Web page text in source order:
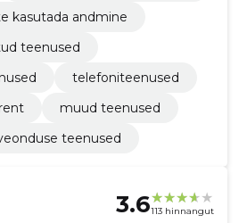
kasutada andmine
teenused
telefoniteenused
muud teenused
teenused
3.6113 hinnangut